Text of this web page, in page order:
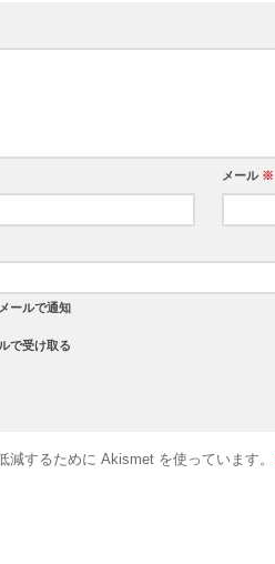
メール ※
ールで通知
で受け取る
減するために Akismet を使っています。